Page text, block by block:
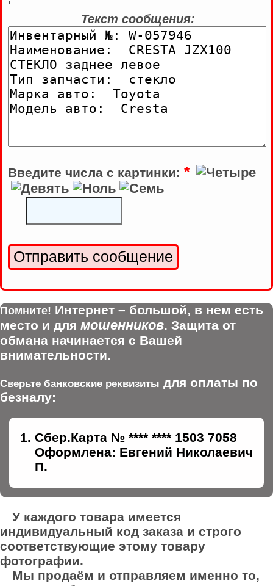
'
Текст сообщения:
Введите числа с картинки: *
Помните! Интернет – большой, в нем есть
место и для мошенников. Защита от
обмана начинается с Вашей
внимательности.
Сверьте банковские реквизиты для оплаты по
безналу:
Сбер.Карта № **** **** 1503 7058
Оформлена: Евгений Николаевич
П.
У каждого товара имеется
индивидуальный код заказа и строго
соответствующие этому товару
фотографии.
Мы продаём и отправляем именно то,